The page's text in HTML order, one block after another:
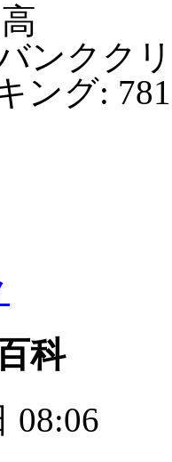
ンクク
ング:
科
08:06